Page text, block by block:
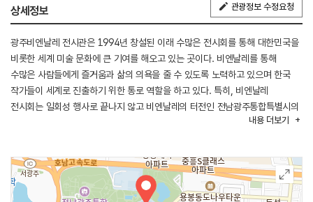
상세정보 관광정보 수정요청
광주비엔날레 전시관은 1994년 창설된 이래 수많은 전시회를 통해 대한민국을
비롯한 세계 미술 문화에 큰 기여를 해오고 있는 곳이다. 비엔날레를 통해
수많은 사람들에게 즐거움과 삶의 의욕을 줄 수 있도록 노력하고 있으며 한국
작가들이 세계로 진출하기 위한 통로 역할을 하고 있다. 특히, 비엔날레
전시회는 일회성 행사로 끝나지 않고 비엔날레의 터전인 전남광주통합특별시의
지역적 가치를 높이며 지속 가능한 플랫폼이 되기 위해 다양한 시도를 하고
시민들에게 전시 서비스를 체험할 수 있도록 제공하고 있다.
광주디자인비엔날레 전시 기간에는 본 전시, 특별전, 국제 학술 행사 등 다양한
행사와 전시 관람, 체험도 가능하다.
내용 더보기